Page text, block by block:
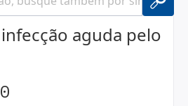
aguda pelo